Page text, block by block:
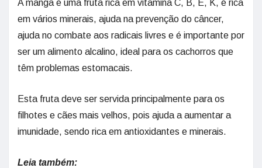
A manga é uma fruta rica em vitamina C, B, E, K, é rica
em vários minerais, ajuda na prevenção do câncer,
ajuda no combate aos radicais livres e é importante por
ser um alimento alcalino, ideal para os cachorros que
têm problemas estomacais.
Esta fruta deve ser servida principalmente para os
filhotes e cães mais velhos, pois ajuda a aumentar a
imunidade, sendo rica em antioxidantes e minerais.
Leia também: